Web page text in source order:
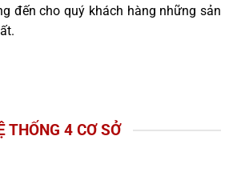
đến cho quý khách hàng những sản
THỐNG 4 CƠ SỞ